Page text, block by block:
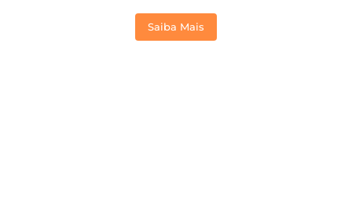
Saiba Mais